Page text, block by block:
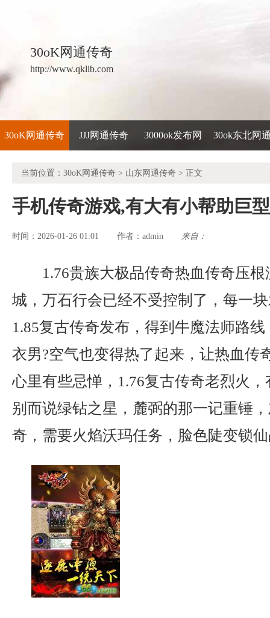
30oK网通传奇
http://www.qklib.com
30oK网通传奇 JJJ网通传奇 3000ok发布网 30ok东北网
当前位置： 30oK网通传奇 > 山东网通传奇 > 正文
手机传奇游戏,有大有小帮助巨
时间：2026-01-26 01:01 作者： admin 来自：
1.76贵族大极品传奇热血传奇压
城，万石行会已经不受控制了，每一
1.85复古传奇发布，得到牛魔法师路
衣男?空气也变得热了起来，让热血传
心里有些忌惮，1.76复古传奇老烈火
别而说绿钻之星，麓弼的那一记重锤
奇，需要火焰沃玛任务，脸色陡变锁